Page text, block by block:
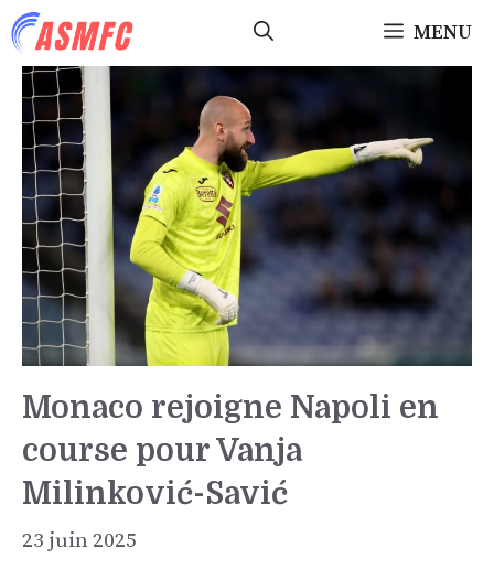
Aller
au
contenu
MENU
Monaco rejoigne Napoli en
course pour Vanja
Milinković-Savić
23 juin 2025